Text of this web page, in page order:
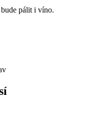
pálit i víno.